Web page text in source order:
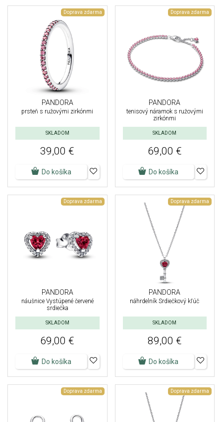
Doprava zdarma
PANDORA
prsteň s ružovými zirkónmi
SKLADOM
39,00 €
Do košíka
Doprava zdarma
PANDORA
tenisový náramok s ružovými
zirkónmi
SKLADOM
69,00 €
Do košíka
Doprava zdarma
PANDORA
náušnice Vystúpené červené
srdiečka
SKLADOM
69,00 €
Do košíka
Doprava zdarma
PANDORA
náhrdelník Srdiečkový kľúč
SKLADOM
89,00 €
Do košíka
Doprava zdarma Doprava zdarma